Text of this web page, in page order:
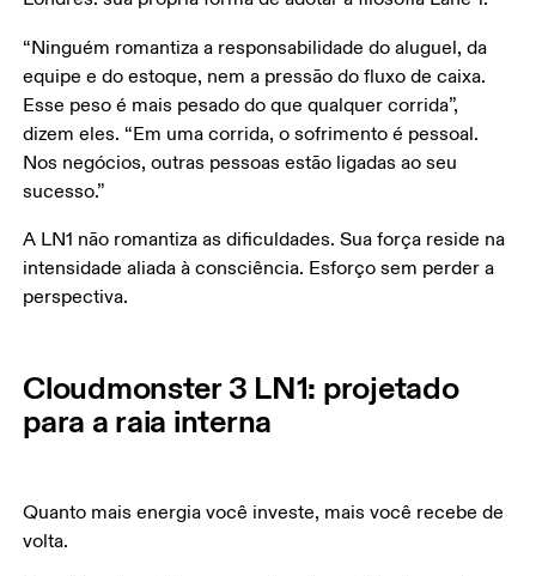
“Ninguém romantiza a responsabilidade do aluguel, da
equipe e do estoque, nem a pressão do fluxo de caixa.
Esse peso é mais pesado do que qualquer corrida”,
dizem eles. “Em uma corrida, o sofrimento é pessoal.
Nos negócios, outras pessoas estão ligadas ao seu
sucesso.”
A LN1 não romantiza as dificuldades. Sua força reside na
intensidade aliada à consciência. Esforço sem perder a
perspectiva.
Cloudmonster 3 LN1: projetado
para a raia interna
Quanto mais energia você investe, mais você recebe de
volta.